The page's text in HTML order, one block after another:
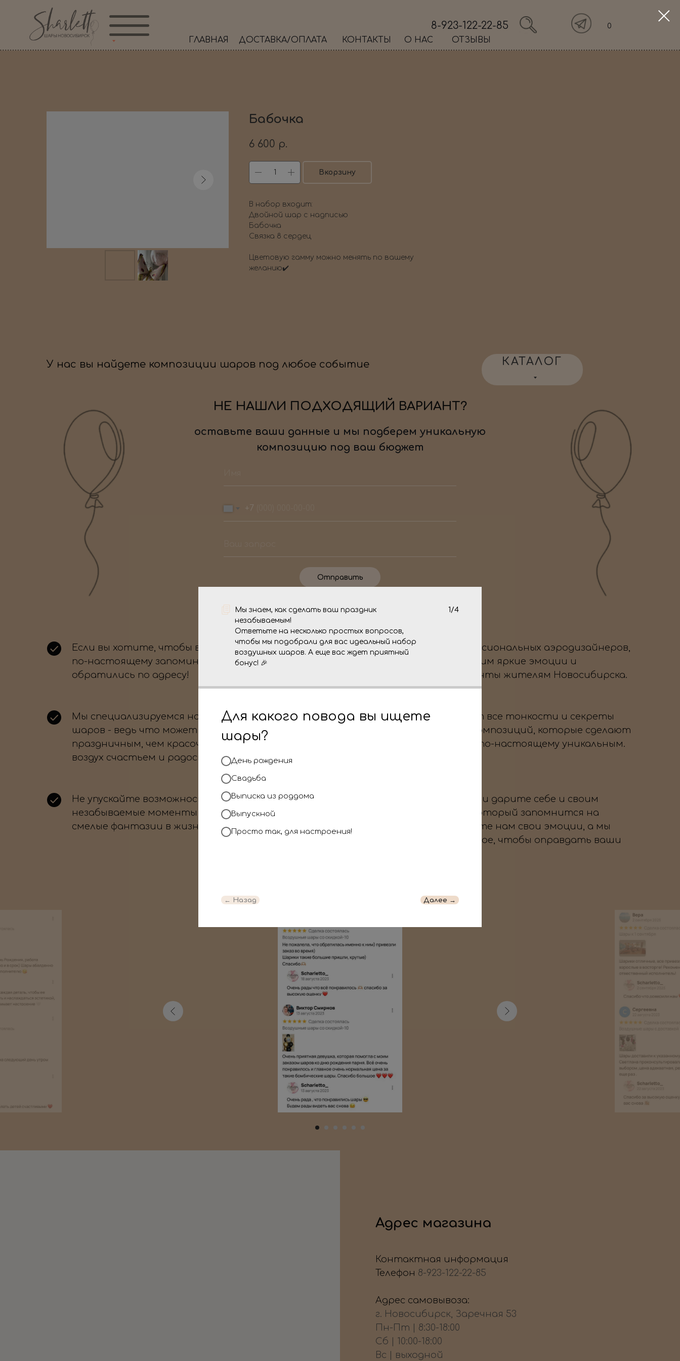
0
8-923-122-22-85
ДОСТАВКА/ОПЛАТА
ГЛАВНАЯ КОНТАКТЫ О НАС ОТЗЫВЫ
Мы знаем, как сделать ваш праздник
незабываемым!
Ответьте на несколько простых вопросов,
чтобы мы подобрали для вас идеальный набор
воздушных шаров. А еще вас ждет приятный
бонус! 🎉
1/4
Для какого повода вы ищете
шары?
День рождения
Свадьба
Выписка из роддома
Выпускной
Просто так, для настроения!
← Назад Далее →
Бабочка
6 600 р.
Вкорзину
В набор входит:
Двойной шар с надписью
Бабочка
Связка 8 сердец
Цветовую гамму можно менять по вашему
желанию✔️
КАТАЛОГ
У нас вы найдете композиции шаров под любое событие
+7
Отправить
НЕ НАШЛИ ПОДХОДЯЩИЙ ВАРИАНТ?
оставьте ваши данные и мы подберем уникальную
композицию под ваш бюджет
О нас
Если вы хотите, чтобы ваше торжество стало
по-настоящему запоминающимся, то вы
обратились по адресу!
Мы - команда профессиональных аэродизайнеров,
уже целых 4 года дарим яркие эмоции и
незабываемые моменты жителям Новосибирска.
Мы специализируемся на оформлении и доставке
шаров - ведь что может быть более веселым и
праздничным, чем красочные шары, наполняющие
воздух счастьем и радостью?
Наша команда знает все тонкости и секреты
создания шаровых композиций, которые сделают
ваше мероприятие по-настоящему уникальным.
Не упускайте возможность создать
незабываемые моменты и воплотить свои самые
смелые фантазии в жизнь.
Обращайтесь к нам и дарите себе и своим
близким праздник, который запомнится на
долгие годы! Доверьте нам свои эмоции, а мы
сделаем всё возможное, чтобы оправдать ваши
Адрес магазина
Контактная информация
Телефон 8-923-122-22-85
Адрес самовывоза:
г. Новосибирск, Заречная 53
Пн-Пт | 8:30-18:00
Сб | 10:00-18:00
Вс | выходной